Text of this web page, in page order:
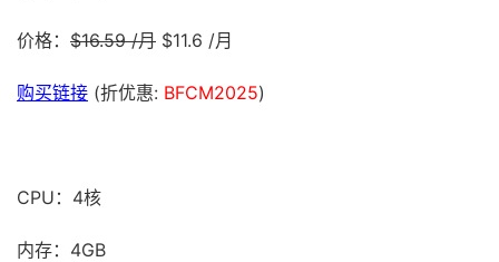
价格： $16.59 /月 $11.6 /月
购买链接 (折优惠: BFCM2025)
CPU：4核
内存：4GB